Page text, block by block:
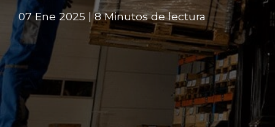
07 Ene 2025 | 8 Minutos de lectura